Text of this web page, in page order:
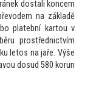
dostali koncem
na základě
platební kartou v
prostřednictvím
letos na jaře. Výše
dosud 580 korun